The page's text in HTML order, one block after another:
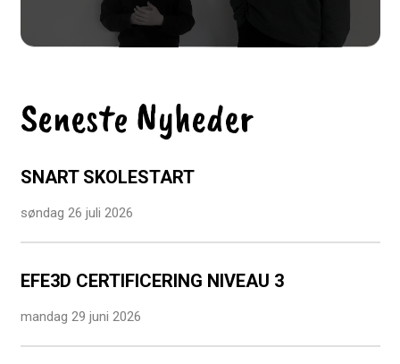
Seneste Nyheder
SNART SKOLESTART
søndag 26 juli 2026
EFE3D CERTIFICERING NIVEAU 3
mandag 29 juni 2026